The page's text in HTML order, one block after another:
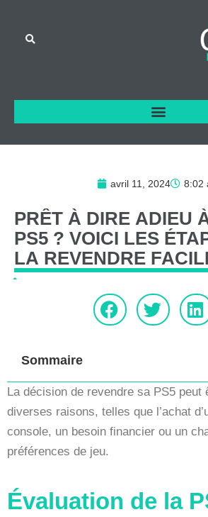
avril 11, 2024 8:02
PRÊT À DIRE ADIEU
PS5 ? VOICI LES
LA REVENDRE
Sommaire
La décision de revendre sa PS5 peut
diverses raisons, telles que l’achat
console, un besoin financier ou un
préférences de jeu.
Évaluation de la